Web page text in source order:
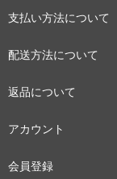
支払い方法について
配送方法について
返品について
アカウント
会員登録